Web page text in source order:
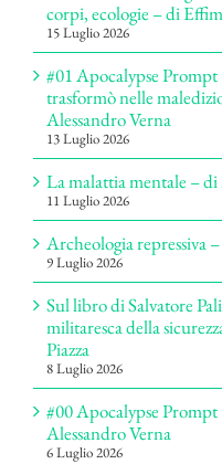
corpi, ecologie – di
15 Luglio 2026
#01 Apocalypse
trasformò nelle
Alessandro Verna
13 Luglio 2026
La malattia mentale –
11 Luglio 2026
Archeologia repressiva
9 Luglio 2026
Sul libro di Salvatore
militaresca della
Piazza
8 Luglio 2026
#00 Apocalypse
Alessandro Verna
6 Luglio 2026